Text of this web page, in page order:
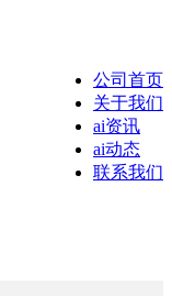
公司首页
关于我们
ai资讯
ai动态
联系我们